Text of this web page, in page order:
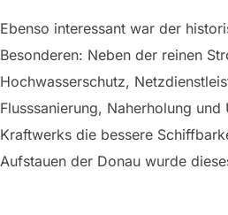
Ebenso interessant war der
Besonderen: Neben der reinen
Hochwasserschutz,
Flusssanierung, Naherholung
Kraftwerks die bessere
Aufstauen der Donau wurde